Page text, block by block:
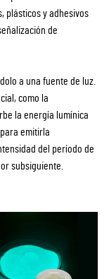
plásticos y adhesivos
de
a una fuente de luz.
como la
la energía lumínica
emitirla
del período de
subsiguiente.